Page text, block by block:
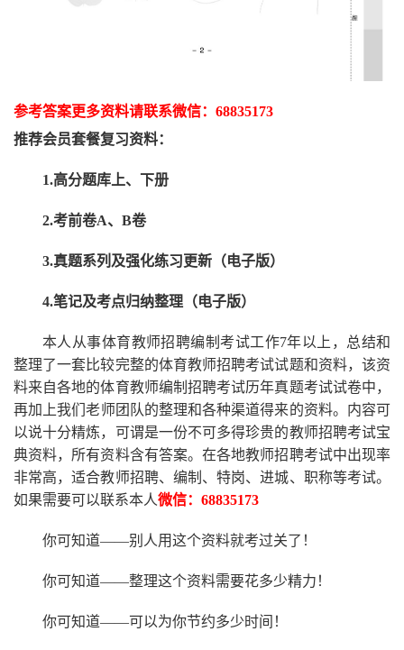
参考答案更多资料请联系微信： 68835173
推荐会员套餐复习资料：
1.高分题库上、下册
2.考前卷A、B卷
3.真题系列及强化练习更新（电子版）
4.笔记及考点归纳整理（电子版）
本人从事体育教师招聘编制考试工作7年以上，总结和
整理了一套比较完整的体育教师招聘考试试题和资料，该资
料来自各地的体育教师编制招聘考试历年真题考试试卷中，
再加上我们老师 团队的整理和各种渠道得来的资料。内容可
以说十分精炼，可谓是一份不可多得珍贵的教师招聘考试宝
典资料，所有资料含有答案。在各地教师招聘考试中出现率
非常高，适合教师招聘、编制、特岗、进城、职称等考试。
如果需要可以联系本人微信： 68835173
你可知道——别人用这个资料就考过关了！
你可知道——整理这个资料需要花多少精力 ！
你可知道——可以为你节约多少时间！